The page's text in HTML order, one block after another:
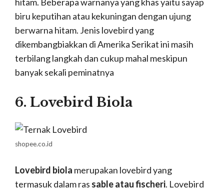
biru keputihan atau kekuningan dengan ujung
berwarna hitam. Jenis lovebird yang
dikembangbiakkan di Amerika Serikat ini masih
terbilang langkah dan cukup mahal meskipun
banyak sekali peminatnya
6. Lovebird Biola
shopee.co.id
Lovebird biola merupakan lovebird yang
termasuk dalam ras sable atau fischeri. Lovebird